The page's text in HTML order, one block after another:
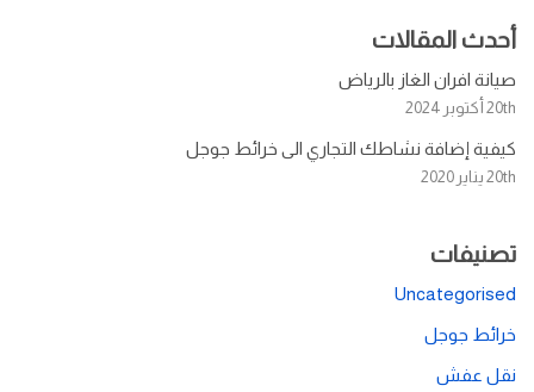
أحدث المقالات
صيانة افران الغاز بالرياض
20th أكتوبر 2024
كيفية إضافة نشاطك التجاري الى خرائط جوجل
20th يناير 2020
تصنيفات
Uncategorised
خرائط جوجل
نقل عفش